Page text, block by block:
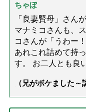
ちゃぼ
「良妻賢母」さん
マナミコさんも、
コさんが「うわー
あれこれ詰めて持
す。 お二人とも良
（兄がボケました～
達』が届きました」